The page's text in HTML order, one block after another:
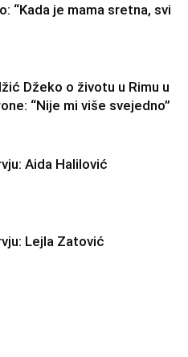
“Kada je mama sretna, svi
Džeko o životu u Rimu u
“Nije mi više svejedno”
Aida Halilović
Lejla Zatović